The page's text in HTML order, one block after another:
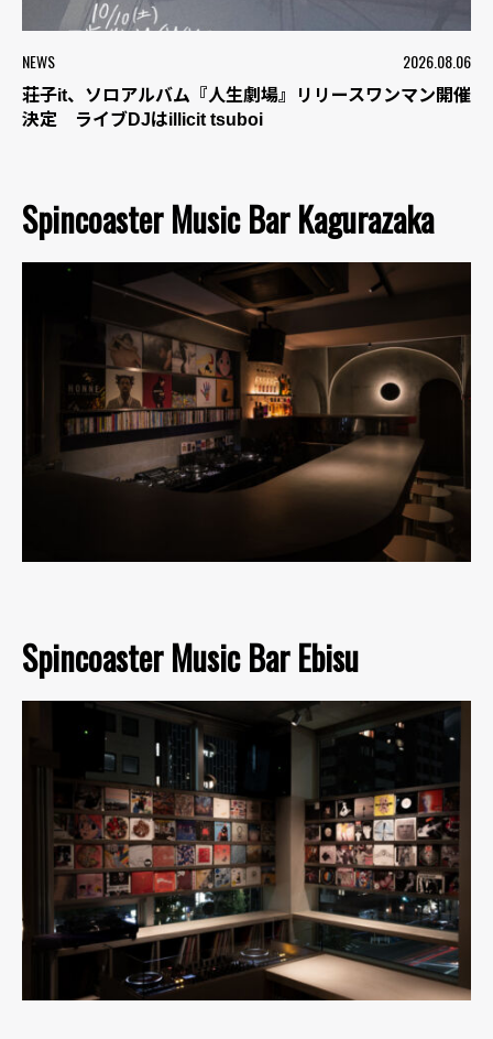
NEWS 2026.08.06
荘子it、ソロアルバム『人生劇場』リリースワンマン開催
決定 ライブDJはillicit tsuboi
Spincoaster Music Bar Kagurazaka
Spincoaster Music Bar Ebisu